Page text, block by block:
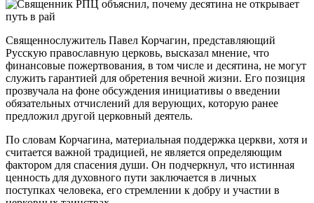
Священнослужитель Павел Корчагин, представляющий
Русскую православную церковь, высказал мнение, что
финансовые пожертвования, в том числе и десятина, не могут
служить гарантией для обретения вечной жизни. Его позиция
прозвучала на фоне обсуждения инициативы о введении
обязательных отчислений для верующих, которую ранее
предложил другой церковный деятель.
По словам Корчагина, материальная поддержка церкви, хотя и
считается важной традицией, не является определяющим
фактором для спасения души. Он подчеркнул, что истинная
ценность для духовного пути заключается в личных
поступках человека, его стремлении к добру и участии в